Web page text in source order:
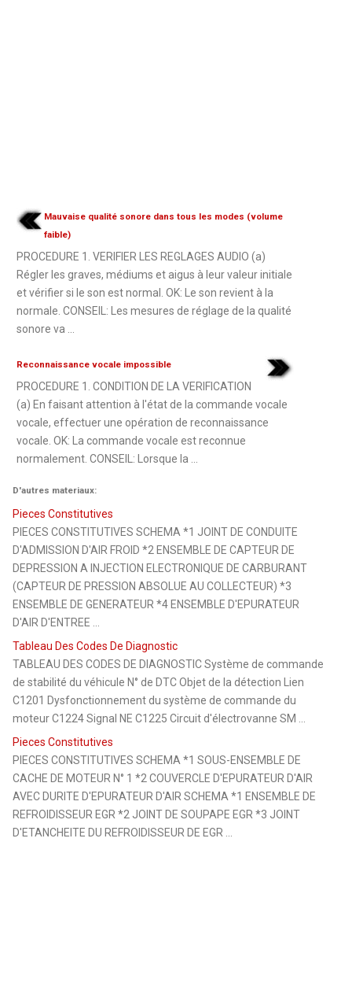
Mauvaise qualité sonore dans tous les modes (volume
faible)
PROCEDURE 1. VERIFIER LES REGLAGES AUDIO (a)
Régler les graves, médiums et aigus à leur valeur initiale
et vérifier si le son est normal. OK: Le son revient à la
normale. CONSEIL: Les mesures de réglage de la qualité
sonore va ...
Reconnaissance vocale impossible
PROCEDURE 1. CONDITION DE LA VERIFICATION
(a) En faisant attention à l'état de la commande vocale
vocale, effectuer une opération de reconnaissance
vocale. OK: La commande vocale est reconnue
normalement. CONSEIL: Lorsque la ...
D'autres materiaux:
Pieces Constitutives
PIECES CONSTITUTIVES SCHEMA *1 JOINT DE CONDUITE
D'ADMISSION D'AIR FROID *2 ENSEMBLE DE CAPTEUR DE
DEPRESSION A INJECTION ELECTRONIQUE DE CARBURANT
(CAPTEUR DE PRESSION ABSOLUE AU COLLECTEUR) *3
ENSEMBLE DE GENERATEUR *4 ENSEMBLE D'EPURATEUR
D'AIR D'ENTREE ...
Tableau Des Codes De Diagnostic
TABLEAU DES CODES DE DIAGNOSTIC Système de commande
de stabilité du véhicule N° de DTC Objet de la détection Lien
C1201 Dysfonctionnement du système de commande du
moteur C1224 Signal NE C1225 Circuit d'électrovanne SM ...
Pieces Constitutives
PIECES CONSTITUTIVES SCHEMA *1 SOUS-ENSEMBLE DE
CACHE DE MOTEUR N° 1 *2 COUVERCLE D'EPURATEUR D'AIR
AVEC DURITE D'EPURATEUR D'AIR SCHEMA *1 ENSEMBLE DE
REFROIDISSEUR EGR *2 JOINT DE SOUPAPE EGR *3 JOINT
D'ETANCHEITE DU REFROIDISSEUR DE EGR ...